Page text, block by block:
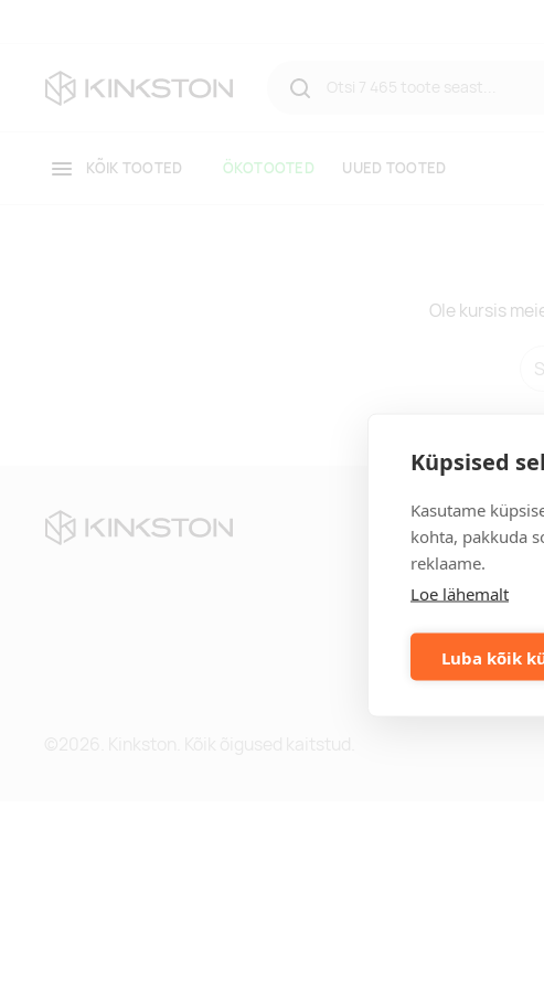
Küpsised
Kasutame
kohta, pakkuda
reklaame.
Loe lähemalt
Luba kõik
KÕIK TOOTED ÖKOTOOTED UUED TOOTED
Ole kursis
Kiirelt
Teenused
Blogi